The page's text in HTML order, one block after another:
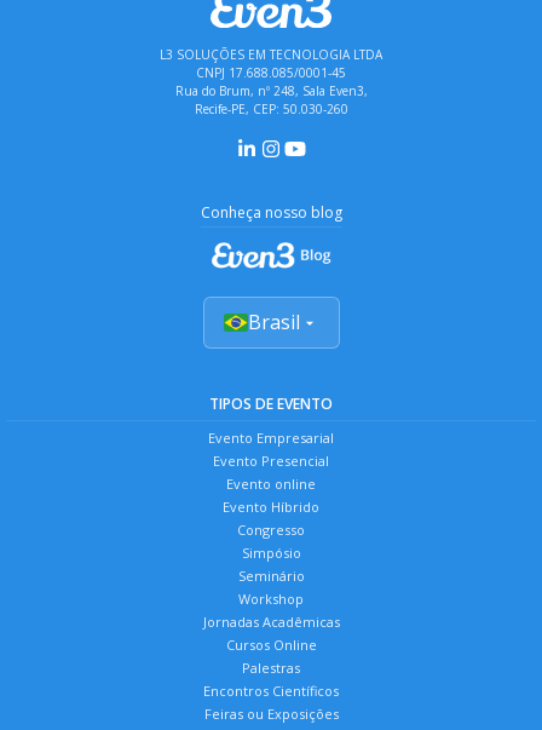
L3 SOLUÇÕES EM TECNOLOGIA LTDA
CNPJ 17.688.085/0001-45
Rua do Brum, nº 248, Sala Even3,
Recife-PE, CEP: 50.030-260
Conheça nosso blog
Brasil
TIPOS DE EVENTO
Evento Empresarial
Evento Presencial
Evento online
Evento Híbrido
Congresso
Simpósio
Seminário
Workshop
Jornadas Acadêmicas
Cursos Online
Palestras
Encontros Científicos
Feiras ou Exposições